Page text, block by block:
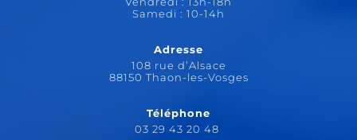
Samedi : 10-14h
Adresse
108 rue d’Alsace
88150 Thaon-les-Vosges
Téléphone
03 29 43 20 48